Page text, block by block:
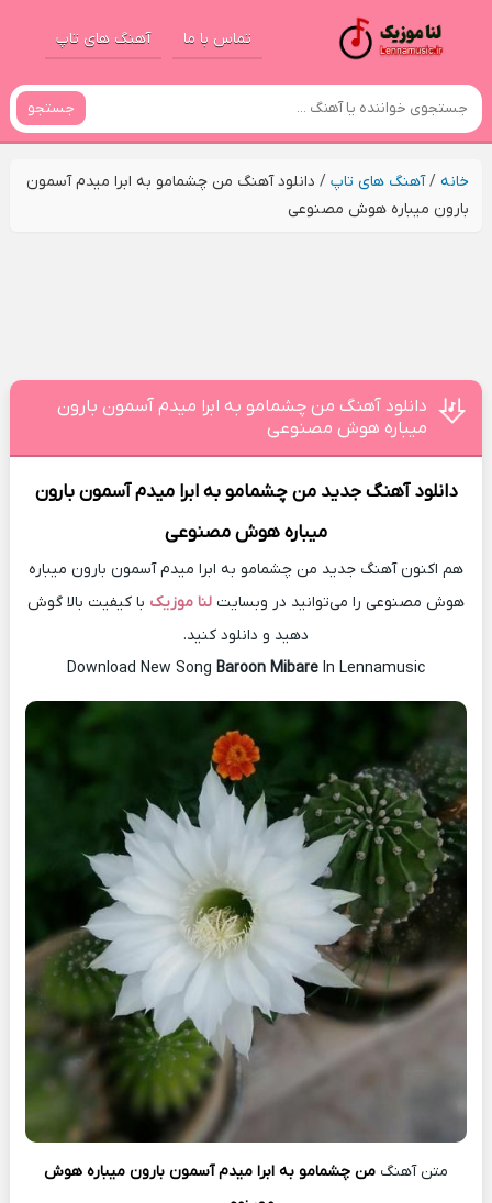
تماس با ما آهنگ های تاپ
جستجو
خانه/آهنگ های تاپ/ دانلود آهنگ من چشمامو به ابرا میدم آسمون
بارون میباره هوش مصنوعی
دانلود آهنگ من چشمامو به ابرا میدم آسمون بارون
میباره هوش مصنوعی
دانلود آهنگ جدید من چشمامو به ابرا میدم آسمون بارون
میباره هوش مصنوعی
هم اکنون آهنگ جدید من چشمامو به ابرا میدم آسمون بارون میباره
هوش مصنوعی را می‌توانید در وبسایت لنا موزیک با کیفیت بالا گوش
دهید و دانلود کنید.
Download New Song Baroon Mibare In Lennamusic
متن آهنگ من چشمامو به ابرا میدم آسمون بارون میباره هوش